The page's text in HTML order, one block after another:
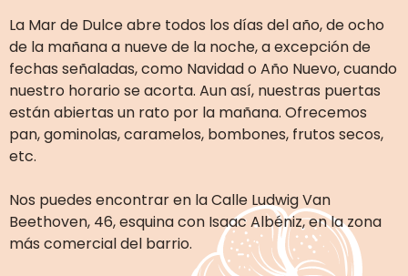
La Mar de Dulce abre todos los días del año, de ocho
de la mañana a nueve de la noche, a excepción de
fechas señaladas, como Navidad o Año Nuevo, cuando
nuestro horario se acorta. Aun así, nuestras puertas
están abiertas un rato por la mañana. Ofrecemos
pan, gominolas, caramelos, bombones, frutos secos,
etc.
Nos puedes encontrar en la Calle Ludwig Van
Beethoven, 46, esquina con Isaac Albéniz, en la zona
más comercial del barrio.